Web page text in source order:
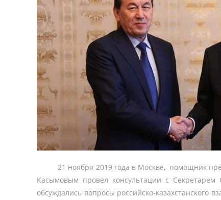
21 ноября 2019 года в Москве, помощник
Касымовым провел консультации с
обсуждались вопросы российско-казахстанского